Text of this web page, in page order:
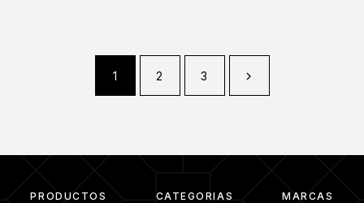
1 2 3
PRODUCTOS CATEGORIAS MARCAS